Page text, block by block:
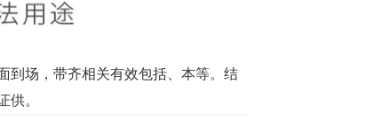
到场，带齐相关有效包括、本等。结
供。